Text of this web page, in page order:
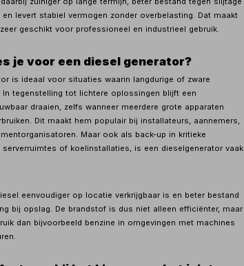
levert stabiel vermogen zonder overbelasting. Dat maakt
geschikt voor professioneel en industrieel gebruik.
je voor een diesel generator?
is ideaal voor situaties waarin langdurige of zware
In tegenstelling tot lichtere oplossingen blijft een
draaien, zelfs wanneer meerdere grote apparaten
Dit maakt hem populair bij installateurs, aannemers,
Maar ook als back-up in kritieke
serverruimtes of koelinstallaties, is een dieselgenerator vaak
eenvoudiger op locatie verkrijgbaar is en beter bestand
bij opslag. De brandstof is dus niet alleen efficiënter, maar
dan bijvoorbeeld benzine in omgevingen met machines